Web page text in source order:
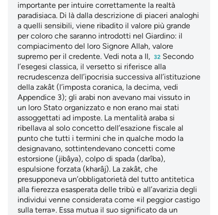
importante per intuire correttamente la realtà
paradisiaca. Di là dalla descrizione di piaceri analoghi
a quelli sensibili, viene ribadito il valore più grande
per coloro che saranno introdotti nel Giardino: il
compiacimento del loro Signore Allah, valore
supremo per il credente. Vedi nota a II, 32 Secondo
l’esegesi classica, il versetto si riferisce alla
recrudescenza dell’ipocrisia successiva all’istituzione
della zakât (l’imposta coranica, la decima, vedi
Appendice 3); gli arabi non avevano mai vissuto in
un loro Stato organizzato e non erano mai stati
assoggettati ad imposte. La mentalità araba si
ribellava al solo concetto dell’esazione fiscale al
punto che tutti i termini che in qualche modo la
designavano, sottintendevano concetti come
estorsione (jibâya), colpo di spada (darîba),
espulsione forzata (kharâj). La zakât, che
presupponeva un’obbligatorietà del tutto antitetica
alla fierezza esasperata delle tribù e all’avarizia degli
individui venne considerata come «il peggior castigo
sulla terra». Essa mutua il suo significato da un